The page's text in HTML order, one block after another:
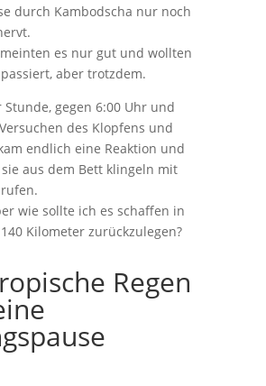
durch Kambodscha nur noch
es nur gut und wollten
aber trotzdem.
Stunde, gegen 6:00 Uhr und
des Klopfens und
endlich eine Reaktion und
aus dem Bett klingeln mit
wie sollte ich es schaffen in
Kilometer zurückzulegen?
Regen